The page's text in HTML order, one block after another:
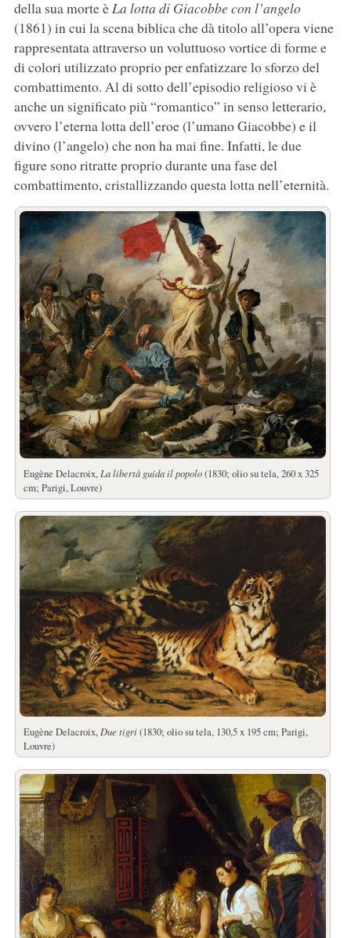
della sua morte èLa lotta di Giacobbe con l’angelo
(1861) in cui la scena biblica che dà titolo all’opera viene
rappresentata attraverso un voluttuoso vortice di forme e
di colori utilizzato proprio per enfatizzare lo sforzo del
combattimento. Al di sotto dell’episodio religioso vi è
anche un significato più “romantico” in senso letterario,
ovvero l’eterna lotta dell’eroe (l’umano Giacobbe) e il
divino (l’angelo) che non ha mai fine. Infatti, le due
figure sono ritratte proprio durante una fase del
combattimento, cristallizzando questa lotta nell’eternità.
Eugène Delacroix, La libertà guida il popolo(1830; olio su tela, 260 x 325
cm; Parigi, Louvre)
Eugène Delacroix, Due tigri(1830; olio su tela, 130,5 x 195 cm; Parigi,
Louvre)